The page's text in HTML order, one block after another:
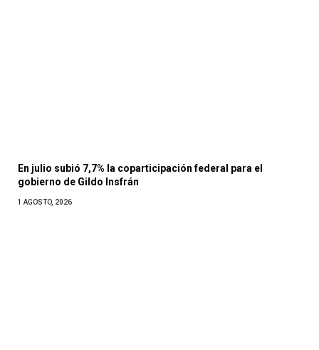
En julio subió 7,7% la coparticipación federal para el
gobierno de Gildo Insfrán
1 AGOSTO, 2026